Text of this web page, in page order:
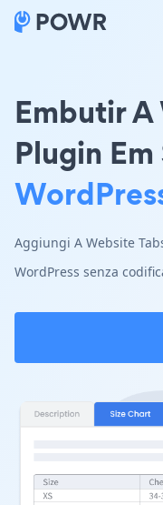
Embutir A
Plugin Em
Aggiungi A Website
WordPress senza